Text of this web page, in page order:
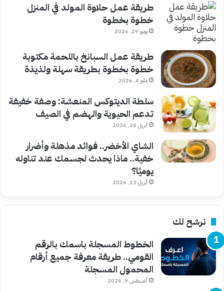
طريقة عمل حلاوة المولد في المنزل
خطوة بخطوة
يونيو 29, 2026
طريقة عمل السبانخ باللحمة مكتوبة
خطوة بخطوة بطريقة سهلة ولذيذة
مايو 4, 2026
سلطة الديتوكس المنعشة: وصفة خفيفة
تدعم الحيوية والهضم في الصيف
أبريل 28, 2026
الشاي الأخضر.. فوائد مذهلة وأضرار
خفية.. ماذا يحدث لجسمك عند تناوله
يوميًا؟
أبريل 13, 2026
نرشح لك
الخطوط المسجلة باسمك بالرقم
القومي.. طريقة معرفة جميع أرقام
المحمول المسجلة
أغسطس 9, 2026